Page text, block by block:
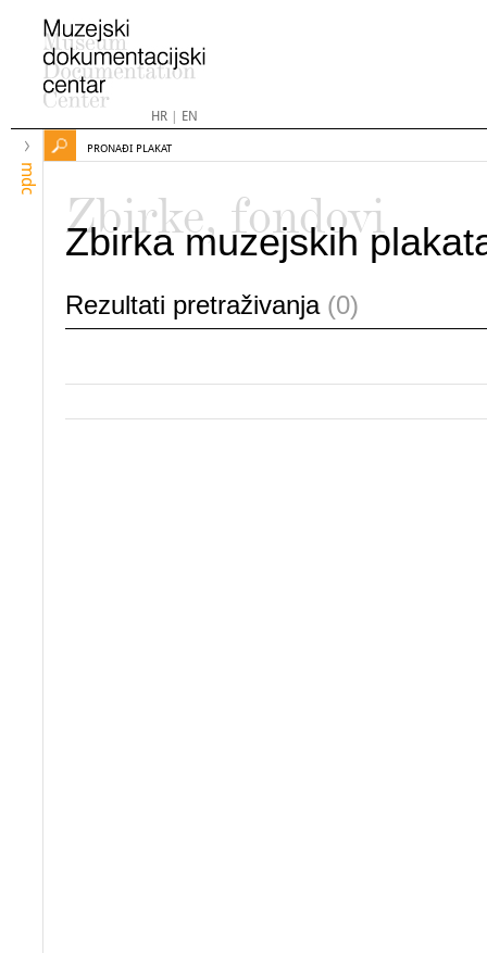
HR| EN
mdc
PRONAĐI PLAKAT
Zbirke, fondovi
Zbirka muzejskih
Rezultati pretraživanja (0)